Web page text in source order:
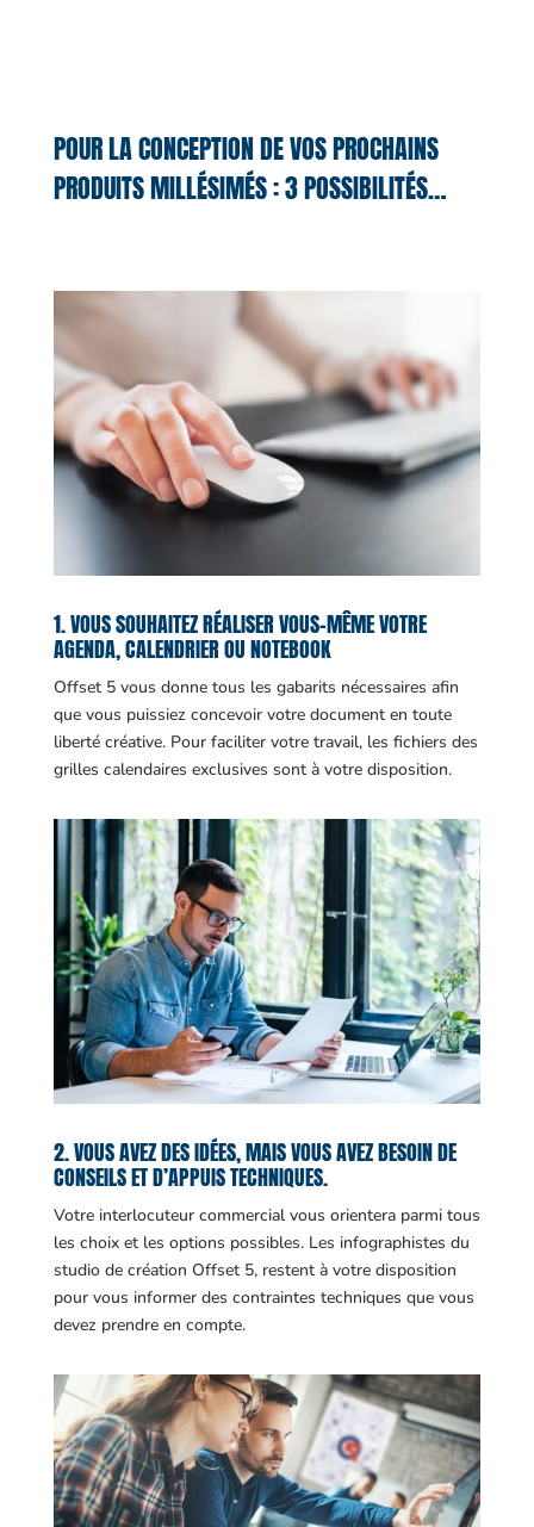
POUR LA CONCEPTION DE VOS PROCHAINS
PRODUITS MILLÉSIMÉS : 3 POSSIBILITÉS…
1. VOUS SOUHAITEZ RÉALISER VOUS-MÊME VOTRE
AGENDA, CALENDRIER OU NOTEBOOK
Offset 5 vous donne tous les gabarits nécessaires afin
que vous puissiez concevoir votre document en toute
liberté créative. Pour faciliter votre travail, les fichiers des
grilles calendaires exclusives sont à votre disposition.
2. VOUS AVEZ DES IDÉES, MAIS VOUS AVEZ BESOIN DE
CONSEILS ET D’APPUIS TECHNIQUES.
Votre interlocuteur commercial vous orientera parmi tous
les choix et les options possibles. Les infographistes du
studio de création Offset 5, restent à votre disposition
pour vous informer des contraintes techniques que vous
devez prendre en compte.